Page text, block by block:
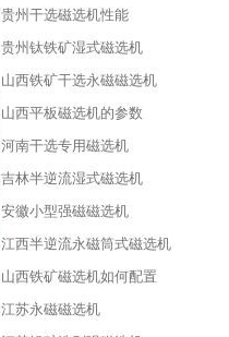
贵州干选磁选机性能
贵州钛铁矿湿式磁选机
山西铁矿干选永磁磁选机
山西平板磁选机的参数
河南干选专用磁选机
吉林半逆流湿式磁选机
安徽小型强磁磁选机
江西半逆流永磁筒式磁选机
山西铁矿磁选机如何配置
江苏永磁磁选机